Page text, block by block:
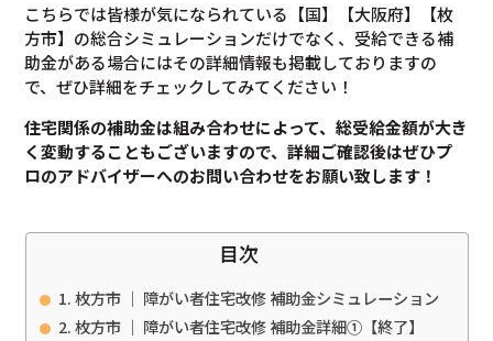
こちらでは皆様が気になられている【国】【大阪府】【枚
方市】の総合シミュレーションだけでなく、受給できる補
助金がある場合にはその詳細情報も掲載しておりますの
で、ぜひ詳細をチェックしてみてください！
住宅関係の補助金は組み合わせによって、総受給金額が大き
く変動することもございますので、詳細ご確認後はぜひプ
ロのアドバイザーへのお問い合わせをお願い致します！
目次
枚方市 ｜ 障がい者住宅改修 補助金シミュレーション
枚方市 ｜ 障がい者住宅改修 補助金詳細①【終了】